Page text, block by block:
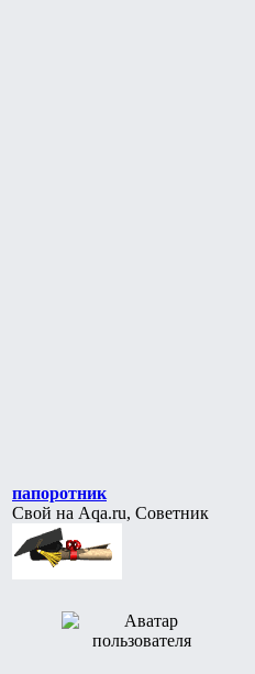
папоротник
Свой на Aqa.ru, Советник